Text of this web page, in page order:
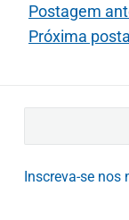
Postagem
Próxima
cInscreva-se